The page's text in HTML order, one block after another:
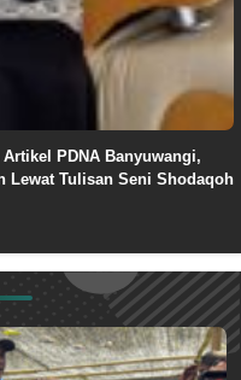
PDNA Banyuwangi,
Lewat Tulisan Seni Shodaqoh